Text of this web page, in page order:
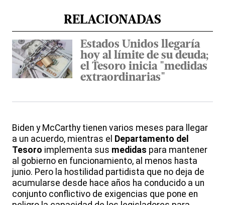
RELACIONADAS
Estados Unidos llegaría
hoy al límite de su deuda;
el Tesoro inicia "medidas
extraordinarias"
Biden y McCarthy tienen varios meses para llegar
a un acuerdo, mientras el Departamento del
Tesoro implementa sus medidas para mantener
al gobierno en funcionamiento, al menos hasta
junio. Pero la hostilidad partidista que no deja de
acumularse desde hace años ha conducido a un
conjunto conflictivo de exigencias que pone en